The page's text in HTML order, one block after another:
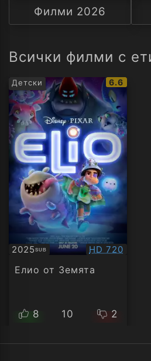
Филми 2026
Всички филми с
Детски
IMDb
рейтинг:
6.6
2025SUB
Субтитри Качество:
HD 720
Елио от Земята
8 10 2